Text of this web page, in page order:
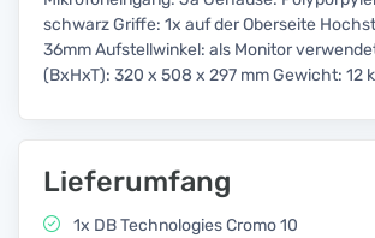
schwarz Griffe: 1x auf der Oberseite
36mm Aufstellwinkel: als Monitor
(BxHxT): 320 x 508 x 297 mm Gewicht: 12
Lieferumfang
1x DB Technologies Cromo 10